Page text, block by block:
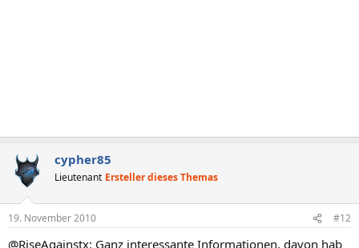
cypher85
Lieutenant Ersteller dieses Themas
19. November 2010 #12
@RiseAgainstx: Ganz interessante Informationen, davon hab